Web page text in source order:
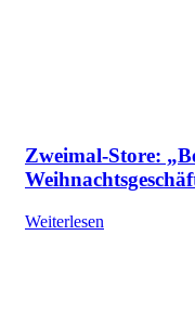
Zweimal-Store:
Weiterlesen